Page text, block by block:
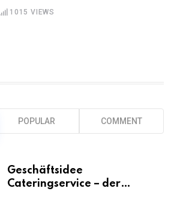
1015 VIEWS
POPULAR COMMENT
Geschäftsidee
Cateringservice – der